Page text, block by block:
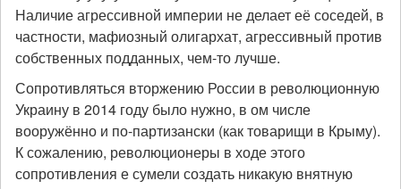
Наличие агрессивной империи не делает её соседей, в
частности, мафиозный олигархат, агрессивный против
собственных подданных, чем-то лучше.
Сопротивляться вторжению России в революционную
Украину в 2014 году было нужно, в ом числе
вооружённо и по-партизански (как товарищи в Крыму).
К сожалению, революционеры в ходе этого
сопротивления е сумели создать никакую внятную